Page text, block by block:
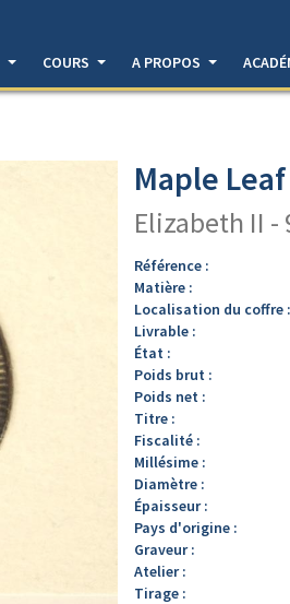
COURS A PROPOS
Maple
Elizabeth II -
Référence :
Matière :
Localisation du coffre :
Livrable :
État :
Poids brut :
Poids net :
Titre :
Fiscalité :
Millésime :
Diamètre :
Épaisseur :
Pays d'origine :
Graveur :
Atelier :
Tirage :